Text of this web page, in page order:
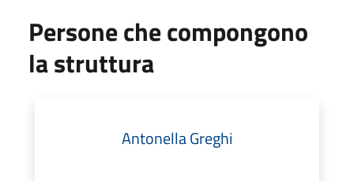
Persone che compongono
la struttura
Antonella Greghi